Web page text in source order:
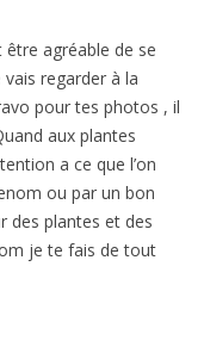
agréable de se
regarder à la
pour tes photos , il
aux plantes
a ce que l’on
ou par un bon
des plantes et des
je te fais de tout